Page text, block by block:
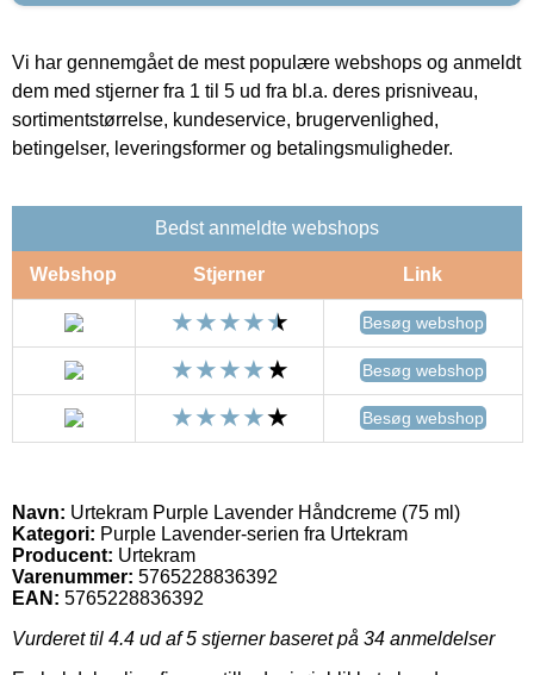
Vi har gennemgået de mest populære webshops og anmeldt
dem med stjerner fra 1 til 5 ud fra bl.a. deres prisniveau,
sortimentstørrelse, kundeservice, brugervenlighed,
betingelser, leveringsformer og betalingsmuligheder.
Bedst anmeldte webshops
Webshop Stjerner Link
Besøg webshop
Besøg webshop
Besøg webshop
Navn: Urtekram Purple Lavender Håndcreme (75 ml)
Kategori: Purple Lavender-serien fra Urtekram
Producent: Urtekram
Varenummer: 5765228836392
EAN: 5765228836392
Vurderet til 4.4 ud af 5 stjerner baseret på 34 anmeldelser